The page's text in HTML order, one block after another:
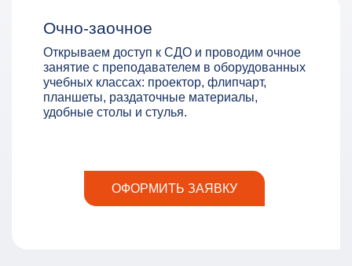
Очно-заочное
Открываем доступ к СДО и проводим очное
занятие с преподавателем в оборудованных
учебных классах: проектор, флипчарт,
планшеты, раздаточные материалы,
удобные столы и стулья.
ОФОРМИТЬ ЗАЯВКУ